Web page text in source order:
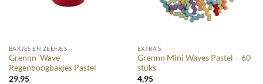
BAKJES EN ZEEFJES
Grennn ‘Wave’
Regenboogbakjes Pastel
29,95
EXTRA'S
Grennn Mini Waves Pastel – 60
stuks
4,95